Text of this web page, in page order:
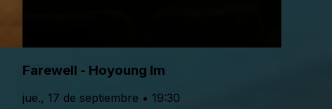
Farewell - Hoyoung Im
jue., 17 de septiembre • 19:30